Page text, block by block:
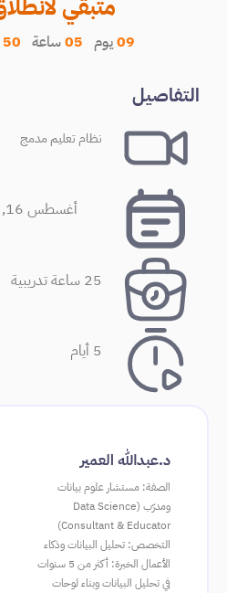
09يوم 05ساعة 50
التفاصيل
نظام تعليم مدمج
أغسطس 16, 2026 5:30 م
25 ساعة تدريبية
5 أيام
د.عبدالله العمير
الصفة: مستشار علوم بيانات
ومدرّب (Data Science
Consultant & Educator)
التخصص: تحليل البيانات وذكاء
الأعمال الخبرة: أكثر من 5 سنوات
في تحليل البيانات وبناء لوحات